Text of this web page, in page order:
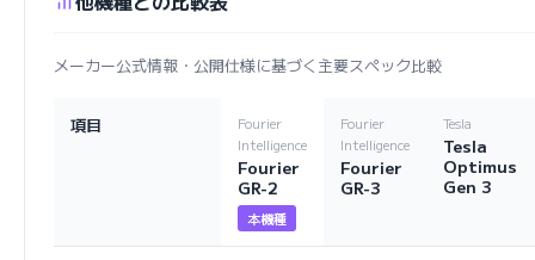
メーカー公式情報・公開仕様に基づく主要スペック比較
項目
Fourier
Intelligence
Fourier
GR-2
本機種
Fourier
Intelligence
Fourier
GR-3
Tesla
Tesla
Optimus
Gen 3